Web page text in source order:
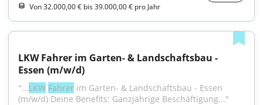
Von 32.000,00 € bis 39.000,00 € pro Jahr
LKW Fahrer im Garten- & Landschaftsbau -
Essen (m/w/d)
"...LKW Fahrer im Garten- & Landschaftsbau - Essen
(m/w/d) Deine Benefits: Ganzjährige Beschäftigung..."